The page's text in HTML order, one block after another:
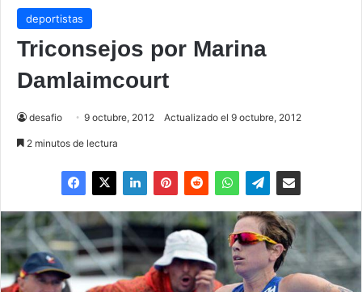
deportistas
Triconsejos por Marina
Damlaimcourt
desafio 9 octubre, 2012 Actualizado el 9 octubre, 2012
2 minutos de lectura